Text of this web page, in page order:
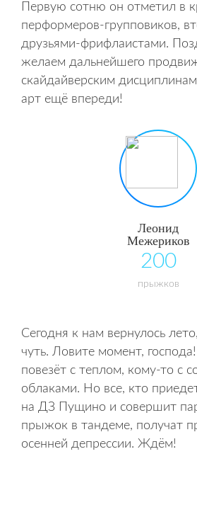
Первую сотню он отметил в
перформеров-групповиков,
друзьями-фрифлаистами.
желаем дальнейшего
скайдайверским
арт ещё впереди!
Леонид
Межериков
200
прыжков
Сегодня к нам вернулось
чуть. Ловите момент,
повезёт с теплом, кому-то с
облаками. Но все, кто
на ДЗ Пущино и совершит
прыжок в тандеме, получат
осенней депрессии. Ждём!